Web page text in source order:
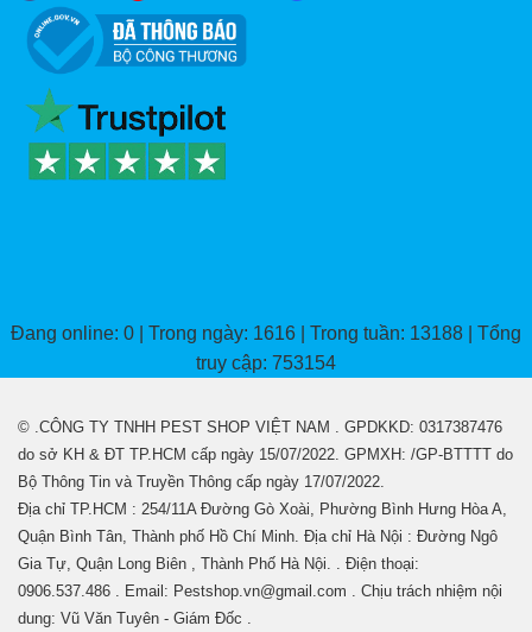
Đang online: 0 | Trong ngày: 1616 | Trong tuần: 13188 | Tổng
truy cập: 753154
© .CÔNG TY TNHH PEST SHOP VIỆT NAM . GPDKKD: 0317387476
do sở KH & ĐT TP.HCM cấp ngày 15/07/2022. GPMXH: /GP-BTTTT do
Bộ Thông Tin và Truyền Thông cấp ngày 17/07/2022.
Địa chỉ TP.HCM : 254/11A Đường Gò Xoài, Phường Bình Hưng Hòa A,
Quận Bình Tân, Thành phố Hồ Chí Minh. Địa chỉ Hà Nội : Đường Ngô
Gia Tự, Quận Long Biên , Thành Phố Hà Nội. . Điện thoại:
0906.537.486 . Email: Pestshop.vn@gmail.com . Chịu trách nhiệm nội
dung: Vũ Văn Tuyên - Giám Đốc .